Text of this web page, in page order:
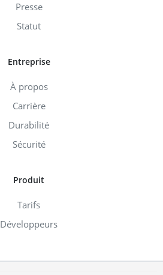
Presse
Statut
Entreprise
À propos
Carrière
Durabilité
Sécurité
Produit
Tarifs
Développeurs